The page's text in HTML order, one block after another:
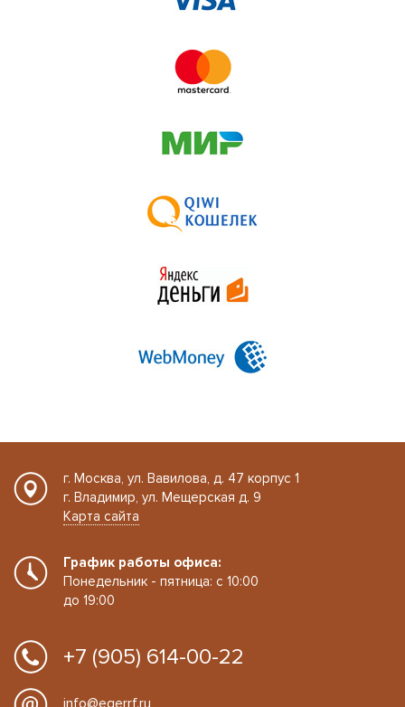
г. Москва, ул. Вавилова, д. 47 корпус 1
г. Владимир, ул. Мещерская д. 9
Карта сайта
График работы офиса:
Понедельник - пятница: с 10:00
до 19:00
+7 (905) 614-00-22
info@egerrf.ru